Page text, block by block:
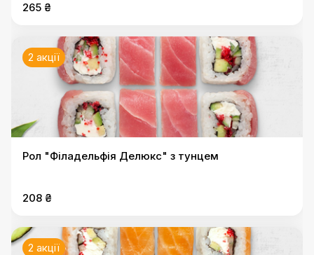
265 ₴
2 акції
Рол "Філадельфія Делюкс" з тунцем
208 ₴
2 акції